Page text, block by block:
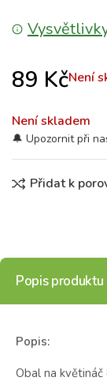
89 KčNení
Není skladem
Přidat k
Popis produktu
Popis:
Obal na